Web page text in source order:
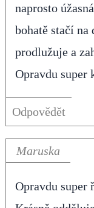
naprosto
bohatě stačí
prodlužuje a
Opravdu super
Odpovědět
Maruska
Opravdu super